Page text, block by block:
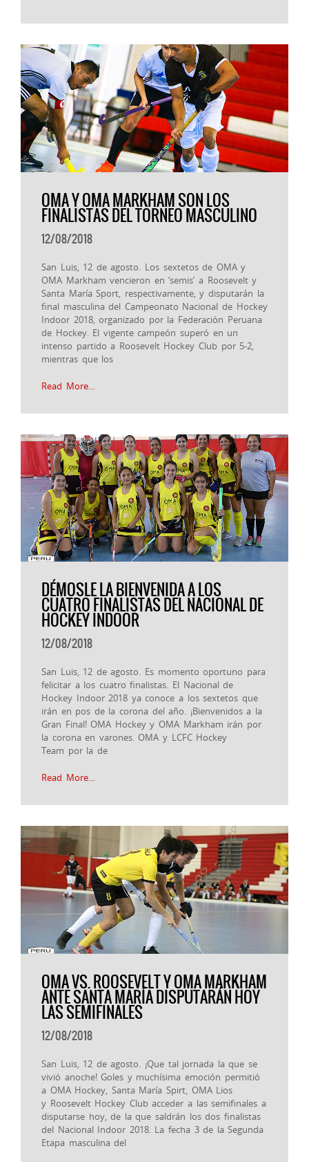
OMA Y OMA MARKHAM SON LOS
FINALISTAS DEL TORNEO MASCULINO
12/08/2018
San Luis, 12 de agosto. Los sextetos de OMA y
OMA Markham vencieron en ‘semis’ a Roosevelt y
Santa María Sport, respectivamente, y disputarán la
final masculina del Campeonato Nacional de Hockey
Indoor 2018, organizado por la Federación Peruana
de Hockey. El vigente campeón superó en un
intenso partido a Roosevelt Hockey Club por 5-2,
mientras que los
Read More…
DÉMOSLE LA BIENVENIDA A LOS
CUATRO FINALISTAS DEL NACIONAL DE
HOCKEY INDOOR
12/08/2018
San Luis, 12 de agosto. Es momento oportuno para
felicitar a los cuatro finalistas. El Nacional de
Hockey Indoor 2018 ya conoce a los sextetos que
irán en pos de la corona del año. ¡Bienvenidos a la
Gran Final! OMA Hockey y OMA Markham irán por
la corona en varones. OMA y LCFC Hockey
Team por la de
Read More…
OMA VS. ROOSEVELT Y OMA MARKHAM
ANTE SANTA MARÍA DISPUTARÁN HOY
LAS SEMIFINALES
12/08/2018
San Luis, 12 de agosto. ¡Que tal jornada la que se
vivió anoche! Goles y muchísima emoción permitió
a OMA Hockey, Santa María Spirt, OMA Lios
y Roosevelt Hockey Club acceder a las semifinales a
disputarse hoy, de la que saldrán los dos finalistas
del Nacional Indoor 2018. La fecha 3 de la Segunda
Etapa masculina del